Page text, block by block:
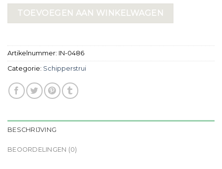
TOEVOEGEN AAN WINKELWAGEN
Artikelnummer: IN-0486
Categorie: Schipperstrui
BESCHRIJVING
BEOORDELINGEN (0)